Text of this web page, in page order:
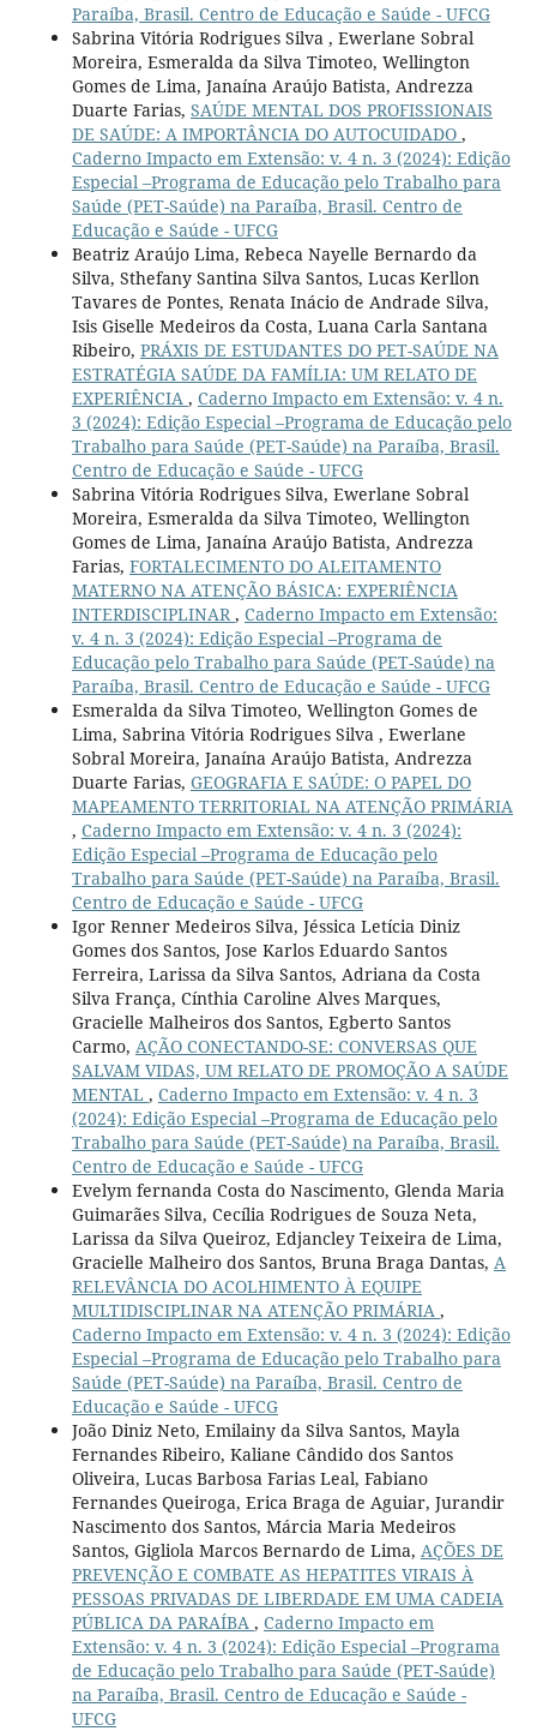
Paraíba, Brasil. Centro de Educação e Saúde - UFCG
Sabrina Vitória Rodrigues Silva , Ewerlane Sobral
Moreira, Esmeralda da Silva Timoteo, Wellington
Gomes de Lima, Janaína Araújo Batista, Andrezza
Duarte Farias, SAÚDE MENTAL DOS PROFISSIONAIS
DE SAÚDE: A IMPORTÂNCIA DO AUTOCUIDADO ,
Caderno Impacto em Extensão: v. 4 n. 3 (2024): Edição
Especial –Programa de Educação pelo Trabalho para
Saúde (PET-Saúde) na Paraíba, Brasil. Centro de
Educação e Saúde - UFCG
Beatriz Araújo Lima, Rebeca Nayelle Bernardo da
Silva, Sthefany Santina Silva Santos, Lucas Kerllon
Tavares de Pontes, Renata Inácio de Andrade Silva,
Isis Giselle Medeiros da Costa, Luana Carla Santana
Ribeiro, PRÁXIS DE ESTUDANTES DO PET-SAÚDE NA
ESTRATÉGIA SAÚDE DA FAMÍLIA: UM RELATO DE
EXPERIÊNCIA , Caderno Impacto em Extensão: v. 4 n.
3 (2024): Edição Especial –Programa de Educação pelo
Trabalho para Saúde (PET-Saúde) na Paraíba, Brasil.
Centro de Educação e Saúde - UFCG
Sabrina Vitória Rodrigues Silva, Ewerlane Sobral
Moreira, Esmeralda da Silva Timoteo, Wellington
Gomes de Lima, Janaína Araújo Batista, Andrezza
Farias, FORTALECIMENTO DO ALEITAMENTO
MATERNO NA ATENÇÃO BÁSICA: EXPERIÊNCIA
INTERDISCIPLINAR , Caderno Impacto em Extensão:
v. 4 n. 3 (2024): Edição Especial –Programa de
Educação pelo Trabalho para Saúde (PET-Saúde) na
Paraíba, Brasil. Centro de Educação e Saúde - UFCG
Esmeralda da Silva Timoteo, Wellington Gomes de
Lima, Sabrina Vitória Rodrigues Silva , Ewerlane
Sobral Moreira, Janaína Araújo Batista, Andrezza
Duarte Farias, GEOGRAFIA E SAÚDE: O PAPEL DO
MAPEAMENTO TERRITORIAL NA ATENÇÃO PRIMÁRIA
, Caderno Impacto em Extensão: v. 4 n. 3 (2024):
Edição Especial –Programa de Educação pelo
Trabalho para Saúde (PET-Saúde) na Paraíba, Brasil.
Centro de Educação e Saúde - UFCG
Igor Renner Medeiros Silva, Jéssica Letícia Diniz
Gomes dos Santos, Jose Karlos Eduardo Santos
Ferreira, Larissa da Silva Santos, Adriana da Costa
Silva França, Cínthia Caroline Alves Marques,
Gracielle Malheiros dos Santos, Egberto Santos
Carmo, AÇÃO CONECTANDO-SE: CONVERSAS QUE
SALVAM VIDAS, UM RELATO DE PROMOÇÃO A SAÚDE
MENTAL , Caderno Impacto em Extensão: v. 4 n. 3
(2024): Edição Especial –Programa de Educação pelo
Trabalho para Saúde (PET-Saúde) na Paraíba, Brasil.
Centro de Educação e Saúde - UFCG
Evelym fernanda Costa do Nascimento, Glenda Maria
Guimarães Silva, Cecília Rodrigues de Souza Neta,
Larissa da Silva Queiroz, Edjancley Teixeira de Lima,
Gracielle Malheiro dos Santos, Bruna Braga Dantas, A
RELEVÂNCIA DO ACOLHIMENTO À EQUIPE
MULTIDISCIPLINAR NA ATENÇÃO PRIMÁRIA ,
Caderno Impacto em Extensão: v. 4 n. 3 (2024): Edição
Especial –Programa de Educação pelo Trabalho para
Saúde (PET-Saúde) na Paraíba, Brasil. Centro de
Educação e Saúde - UFCG
João Diniz Neto, Emilainy da Silva Santos, Mayla
Fernandes Ribeiro, Kaliane Cândido dos Santos
Oliveira, Lucas Barbosa Farias Leal, Fabiano
Fernandes Queiroga, Erica Braga de Aguiar, Jurandir
Nascimento dos Santos, Márcia Maria Medeiros
Santos, Gigliola Marcos Bernardo de Lima, AÇÕES DE
PREVENÇÃO E COMBATE AS HEPATITES VIRAIS À
PESSOAS PRIVADAS DE LIBERDADE EM UMA CADEIA
PÚBLICA DA PARAÍBA , Caderno Impacto em
Extensão: v. 4 n. 3 (2024): Edição Especial –Programa
de Educação pelo Trabalho para Saúde (PET-Saúde)
na Paraíba, Brasil. Centro de Educação e Saúde -
UFCG